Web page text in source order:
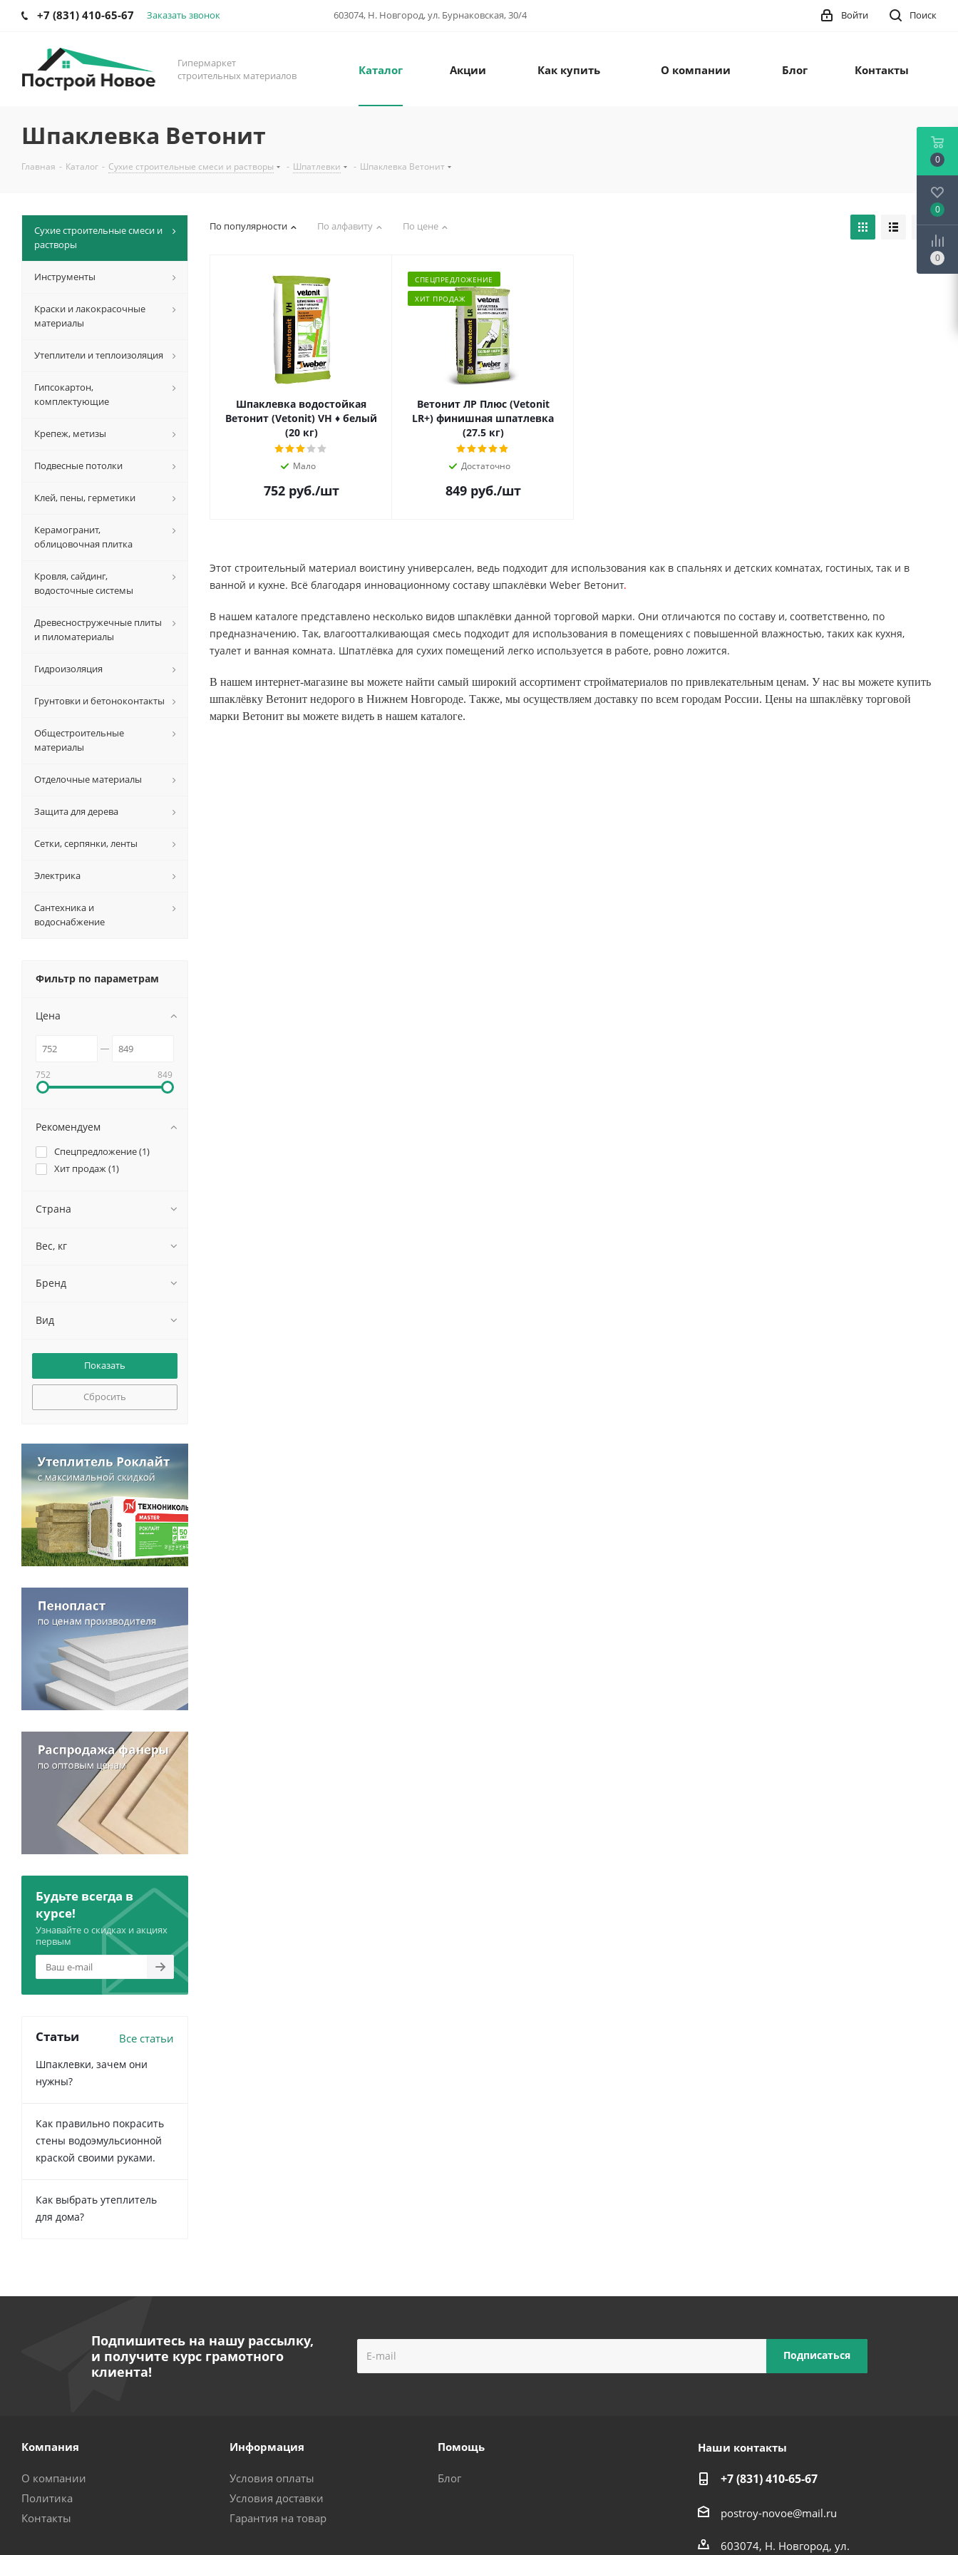
+7 (831) 410-65-67 Заказать звонок 603074, Н. Новгород, ул. Бурнаковская, 30/4 Поиск
Войти
Гипермаркет
строительных материалов
Каталог Акции Как купить О компании Блог Контакты
Шпаклевка Ветонит
Главная - Каталог - Сухие строительные смеси и растворы - Шпатлевки - Шпаклевка Ветонит
По популярности По алфавиту По цене
Шпаклевка водостойкая
Ветонит (Vetonit) VH ♦ белый
(20 кг)
Мало
752руб./шт
СПЕЦПРЕДЛОЖЕНИЕ
ХИТ ПРОДАЖ
Ветонит ЛР Плюс (Vetonit
LR+) финишная шпатлевка
(27.5 кг)
Достаточно
849руб./шт
Этот строительный материал воистину универсален, ведь подходит для использования как в спальнях и детских комнатах, гостиных, так и в
ванной и кухне. Всё благодаря инновационному составу шпаклёвки Weber Ветонит.
В нашем каталоге представлено несколько видов шпаклёвки данной торговой марки. Они отличаются по составу и, соответственно, по
предназначению. Так, влагоотталкивающая смесь подходит для использования в помещениях с повышенной влажностью, таких как кухня,
туалет и ванная комната. Шпатлёвка для сухих помещений легко используется в работе, ровно ложится.
В нашем интернет-магазине вы можете найти самый широкий ассортимент стройматериалов по привлекательным ценам. У нас вы можете купить
шпаклёвку Ветонит недорого в Нижнем Новгороде. Также, мы осуществляем доставку по всем городам России. Цены на шпаклёвку торговой
марки Ветонит вы можете видеть в нашем каталоге.
Сухие строительные смеси и
растворы
Инструменты
Краски и лакокрасочные
материалы
Утеплители и теплоизоляция
Гипсокартон,
комплектующие
Крепеж, метизы
Подвесные потолки
Клей, пены, герметики
Керамогранит,
облицовочная плитка
Кровля, сайдинг,
водосточные системы
Древесностружечные плиты
и пиломатериалы
Гидроизоляция
Грунтовки и бетоноконтакты
Общестроительные
материалы
Отделочные материалы
Защита для дерева
Сетки, серпянки, ленты
Электрика
Сантехника и
водоснабжение
Фильтр по параметрам
Цена
752 849
Рекомендуем
Спецпредложение (1)
Хит продаж (1)
Страна
Вес, кг
Бренд
Вид
Сбросить
Будьте всегда в
курсе!
Узнавайте о скидках и акциях
первым
Статьи Все статьи
Шпаклевки, зачем они
нужны?
Как правильно покрасить
стены водоэмульсионной
краской своими руками.
Как выбрать утеплитель
для дома?
Подпишитесь на нашу рассылку,
и получите курс грамотного
клиента!
Компания
О компании
Политика
Контакты
Информация
Условия оплаты
Условия доставки
Гарантия на товар
Помощь
Блог
Наши контакты
+7 (831) 410-65-67
postroy-novoe@mail.ru
603074, Н. Новгород, ул.
0
0
0